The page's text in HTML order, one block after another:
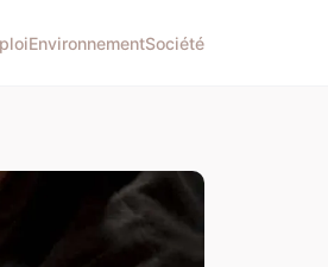
EnvironnementSociété